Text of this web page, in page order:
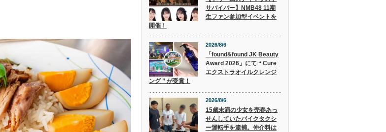
サバイバー】NMB48 11期
生ファン参加型イベントを
開催！
2026/8/6
「found&found JK Beauty
Award 2026」にて “ Cure
エクストラオイルクレンジ
ング ” が受賞！
2026/8/6
15歳未満の少女を売春あっ
せんしていたバイクタクシ
ー運転手を逮捕。仲介料は